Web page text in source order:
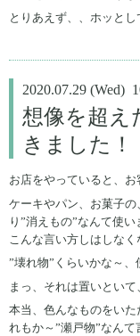
とりあえず、、ホッとし
2020.07.29 (Wed)
想像を超え
きました！
お店をやっていると、お
ケーキやパン、お菓子の
り”消えもの”なんて使
こんな言い方しはしな
”壊れ物”くらいかな～、
まっ、それは置いといて
本当、色んなものをいた
れもか～”瀬戸物”なん